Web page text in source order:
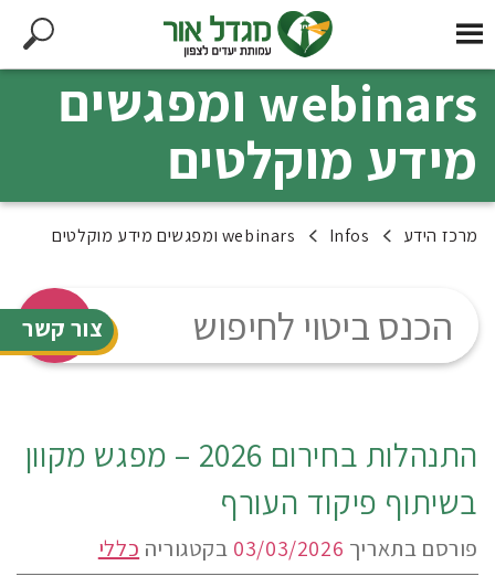
צור קשר
webinars ומפגשים
מידע מוקלטים
מרכז הידע Infos webinars ומפגשים מידע מוקלטים
התנהלות בחירום 2026 – מפגש מקוון
בשיתוף פיקוד העורף
פורסם בתאריך 03/03/2026 בקטגוריה כללי